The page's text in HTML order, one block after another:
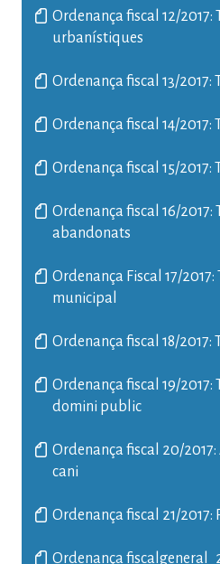
Ordenança fiscal 12/2017:
urbanístiques
Ordenança fiscal 13/2017:
Ordenança fiscal 14/2017:
Ordenança fiscal 15/
Ordenança fiscal 16/2017:
abandonats
Ordenança Fiscal 17/
municipal
Ordenança fiscal 18/2017:
Ordenança fiscal 19/
domini public
Ordenança fiscal 20/
cani
Ordenança fiscal 21/
Ordenança